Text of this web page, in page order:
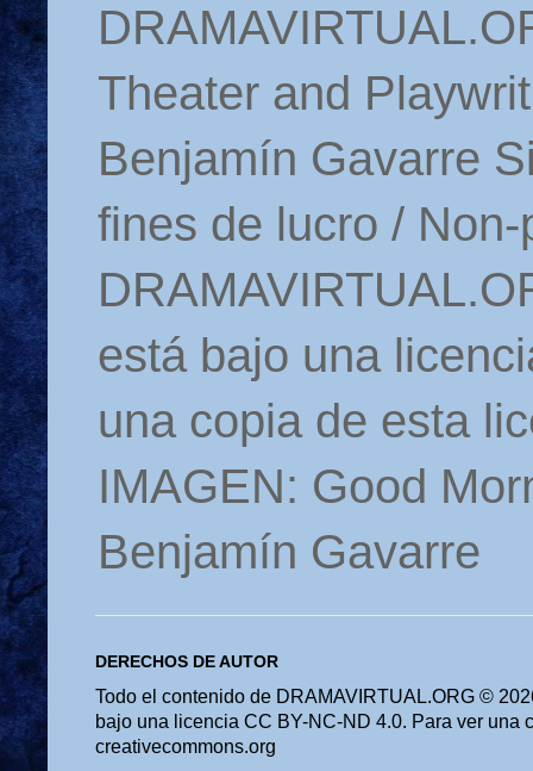
Theater and
Benjamín Gavarre
fines de lucro /
está bajo una
una copia de esta
IMAGEN: Good
Benjamín Gavarre
DERECHOS DE AUTOR
Todo el contenido de DRAMAVIRTUAL.ORG ©
bajo una licencia CC BY-NC-ND 4.0. Para ver una
creativecommons.org